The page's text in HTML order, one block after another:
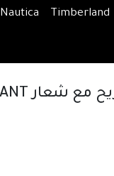
Timberland
Nautica